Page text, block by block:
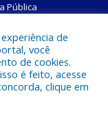
Pública
Municipal de
de
você
de cookies.
é feito, acesse
clique em